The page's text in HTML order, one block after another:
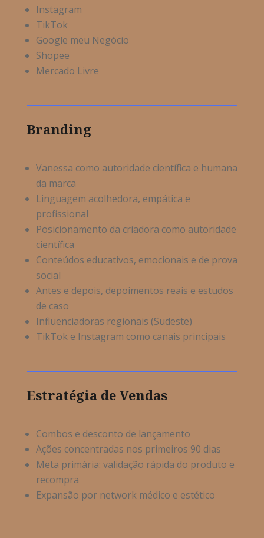
Instagram
TikTok
Google meu Negócio
Shopee
Mercado Livre
Branding
Vanessa como autoridade científica e humana
da marca
Linguagem acolhedora, empática e
profissional
Posicionamento da criadora como autoridade
científica
Conteúdos educativos, emocionais e de prova
social
Antes e depois, depoimentos reais e estudos
de caso
Influenciadoras regionais (Sudeste)
TikTok e Instagram como canais principais
Estratégia de Vendas
Combos e desconto de lançamento
Ações concentradas nos primeiros 90 dias
Meta primária: validação rápida do produto e
recompra
Expansão por network médico e estético